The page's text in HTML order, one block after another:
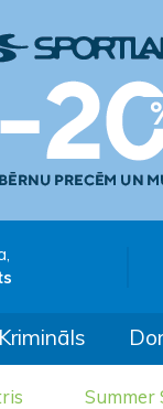
Krimināls
Summer